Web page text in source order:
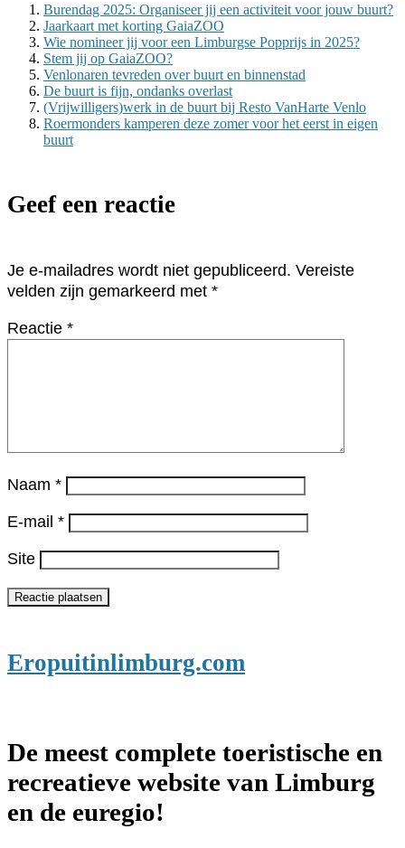
Burendag 2025: Organiseer jij een activiteit voor jouw buurt?
Jaarkaart met korting GaiaZOO
Wie nomineer jij voor een Limburgse Popprijs in 2025?
Stem jij op GaiaZOO?
Venlonaren tevreden over buurt en binnenstad
De buurt is fijn, ondanks overlast
(Vrijwilligers)werk in de buurt bij Resto VanHarte Venlo
Roermonders kamperen deze zomer voor het eerst in eigen
buurt
Geef een reactie
Je e-mailadres wordt niet gepubliceerd. Vereiste
velden zijn gemarkeerd met *
Reactie *
Naam *
E-mail *
Site
Eropuitinlimburg.com
De meest complete toeristische en
recreatieve website van Limburg
en de euregio!